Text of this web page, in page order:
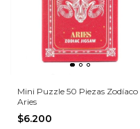
Mini Puzzle 50 Piezas Zodíaco
Aries
$6.200